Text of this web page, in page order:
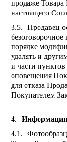
продаже
настоящего
Продавец
порядке
удалять и
и части
оповещения
для отказа
Покупателем